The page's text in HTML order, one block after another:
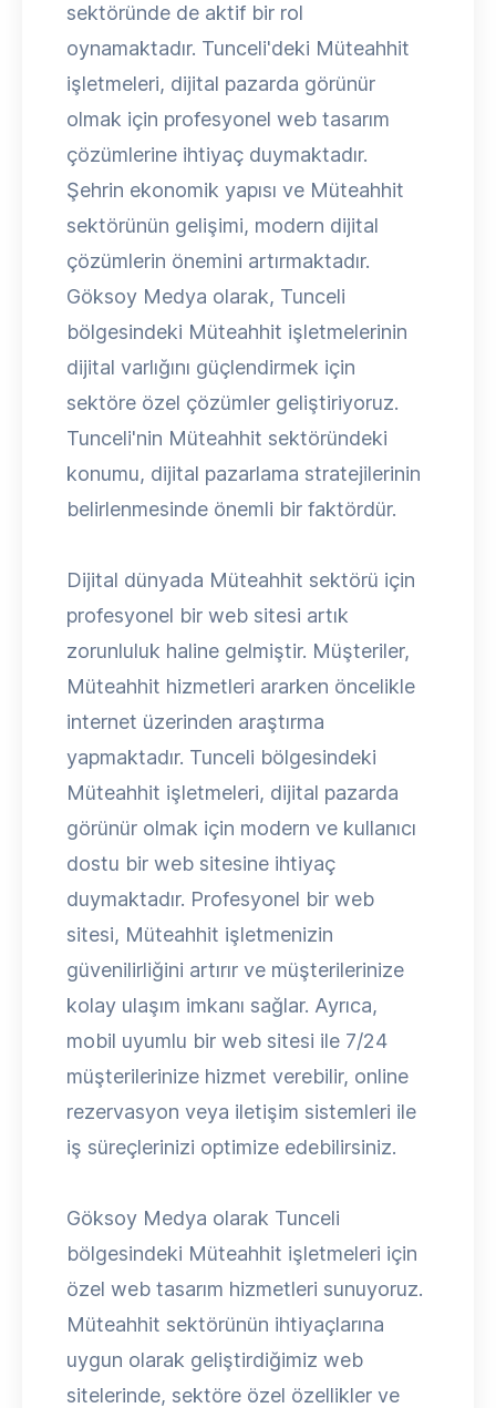
sektöründe de aktif bir rol
oynamaktadır. Tunceli'deki Müteahhit
işletmeleri, dijital pazarda görünür
olmak için profesyonel web tasarım
çözümlerine ihtiyaç duymaktadır.
Şehrin ekonomik yapısı ve Müteahhit
sektörünün gelişimi, modern dijital
çözümlerin önemini artırmaktadır.
Göksoy Medya olarak, Tunceli
bölgesindeki Müteahhit işletmelerinin
dijital varlığını güçlendirmek için
sektöre özel çözümler geliştiriyoruz.
Tunceli'nin Müteahhit sektöründeki
konumu, dijital pazarlama stratejilerinin
belirlenmesinde önemli bir faktördür.
Dijital dünyada Müteahhit sektörü için
profesyonel bir web sitesi artık
zorunluluk haline gelmiştir. Müşteriler,
Müteahhit hizmetleri ararken öncelikle
internet üzerinden araştırma
yapmaktadır. Tunceli bölgesindeki
Müteahhit işletmeleri, dijital pazarda
görünür olmak için modern ve kullanıcı
dostu bir web sitesine ihtiyaç
duymaktadır. Profesyonel bir web
sitesi, Müteahhit işletmenizin
güvenilirliğini artırır ve müşterilerinize
kolay ulaşım imkanı sağlar. Ayrıca,
mobil uyumlu bir web sitesi ile 7/24
müşterilerinize hizmet verebilir, online
rezervasyon veya iletişim sistemleri ile
iş süreçlerinizi optimize edebilirsiniz.
Göksoy Medya olarak Tunceli
bölgesindeki Müteahhit işletmeleri için
özel web tasarım hizmetleri sunuyoruz.
Müteahhit sektörünün ihtiyaçlarına
uygun olarak geliştirdiğimiz web
sitelerinde, sektöre özel özellikler ve